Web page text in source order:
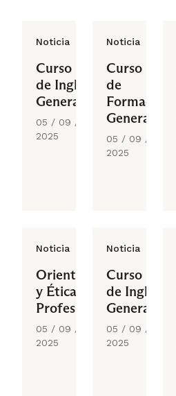
Noticia
Curso
de Inglés
General
05 / 09 /
2025
Noticia
Curso
de
Formación
General
05 / 09 /
2025
Noticia
Orientación
y Ética
Profesional
05 / 09 /
2025
Noticia
Curso
de Inglés
General
05 / 09 /
2025